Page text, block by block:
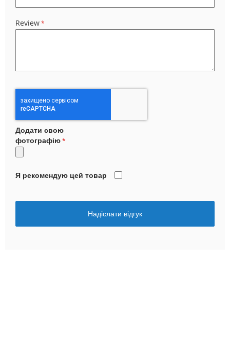
Review
Додати свою
фотографію
Я рекомендую цей товар
Надіслати відгук